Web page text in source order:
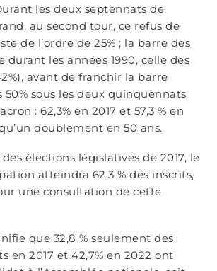
les deux septennats de
au second tour, ce refus de
de l’ordre de 25% ; la barre des
durant les années 1990, celle des
avant de franchir la barre
sous les deux quinquennats
: 62,3% en 2017 et 57,3 % en
doublement en 50 ans.
élections législatives de 2017, le
atteindra 62,3 % des inscrits,
une consultation de cette
que 32,8 % seulement des
en 2017 et 42,7% en 2022 ont